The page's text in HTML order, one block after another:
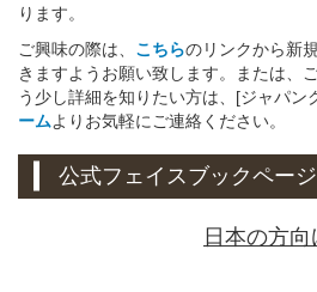
ります。
ご興味の際は、 こちらのリンクから新
きますようお願い致します。または、
う少し詳細を知りたい方は、[ジャパン
ームよりお気軽にご連絡ください。
公式フェイスブックページ
日本の方向